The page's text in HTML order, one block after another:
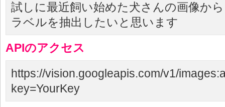
試しに最近飼い始めた犬さんの画像か
ラベルを抽出したいと思います
APIのアクセス
https://vision.googleapis.com/v1/
key=YourKey